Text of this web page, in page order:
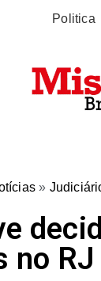
Politica
»
no RJ